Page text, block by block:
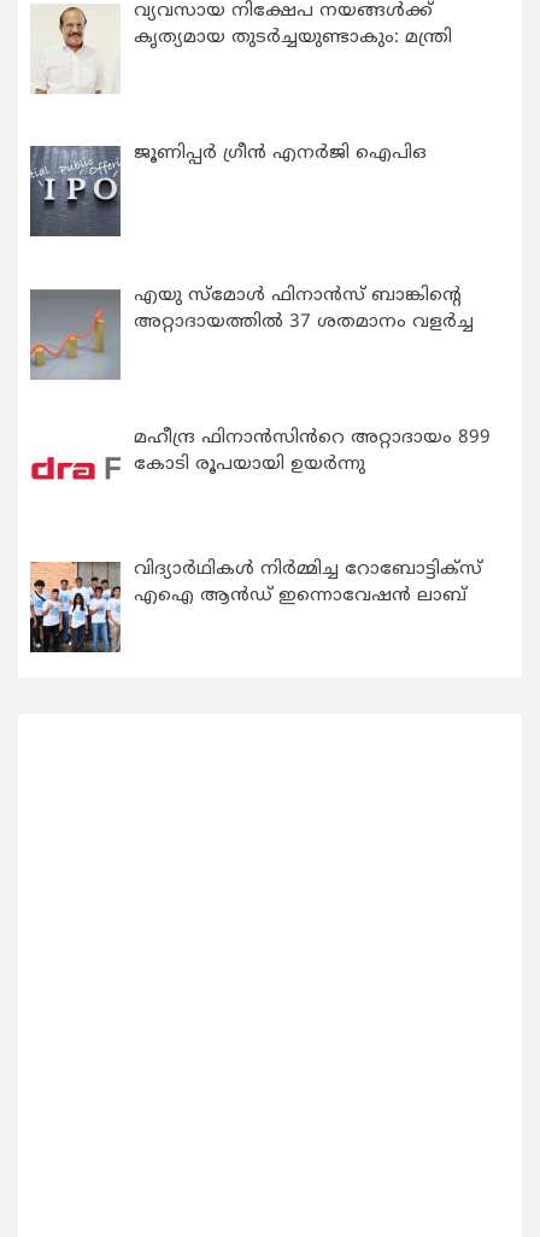
വ്യവസായ നിക്ഷേപ നയങ്ങള്‍ക്ക്
കൃത്യമായ തുടര്‍ച്ചയുണ്ടാകും: മന്ത്രി
ജൂണിപ്പർ ഗ്രീൻ എനർജി ഐപിഒ
എയു സ്‌മോൾ ഫിനാൻസ് ബാങ്കിന്റെ
അറ്റാദായത്തിൽ 37 ശതമാനം വളർച്ച
മഹീന്ദ്ര ഫിനാൻസിൻറെ അറ്റാദായം 899
കോടി രൂപയായി ഉയർന്നു
വിദ്യാര്‍ഥികള്‍ നിര്‍മ്മിച്ച റോബോട്ടിക്സ്
എഐ ആന്‍ഡ് ഇന്നൊവേഷന്‍ ലാബ്